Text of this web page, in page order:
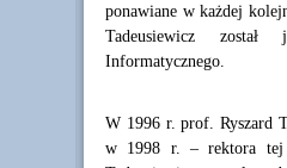
ponawiane w każdej
Tadeusiewicz
Informatycznego.
W 1996 r. prof. Ryszard
w 1998 r. – rektora tej